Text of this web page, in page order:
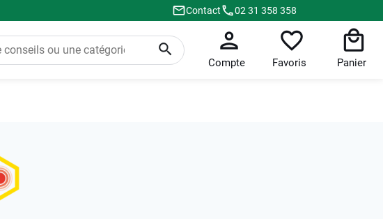
Contact 02 31 358 358
Compte Favoris Panier